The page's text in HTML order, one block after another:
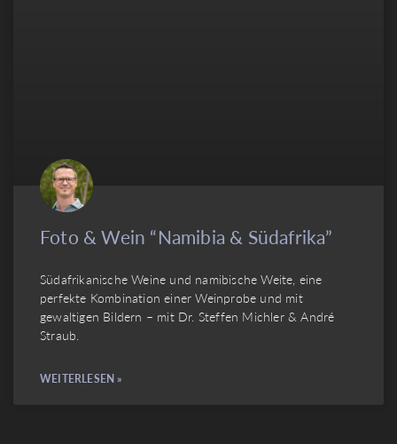
Foto & Wein “Namibia & Südafrika”
Südafrikanische Weine und namibische Weite, eine
perfekte Kombination einer Weinprobe und mit
gewaltigen Bildern – mit Dr. Steffen Michler & André
Straub.
WEITERLESEN »